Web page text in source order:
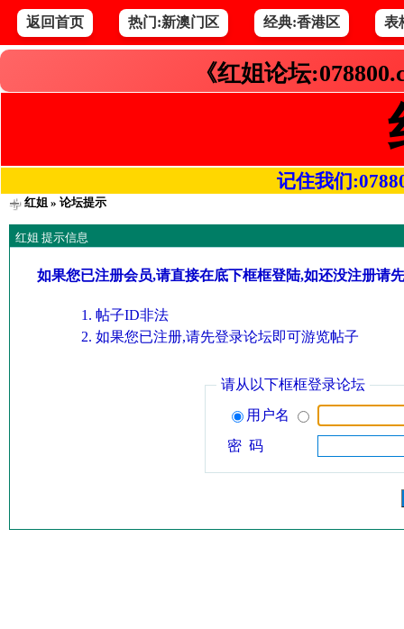
返回首页 热门:新澳门区 经典:香港区 表
《红姐论坛
记住我们
红姐» 论坛提示
红姐 提示信息
如果您已注册会员,请直接在底下框框登陆,如还没注册请
帖子ID非法
如果您已注册,请先登录论坛即可游览帖子
请从以下框框登录论坛
用户名
密 码